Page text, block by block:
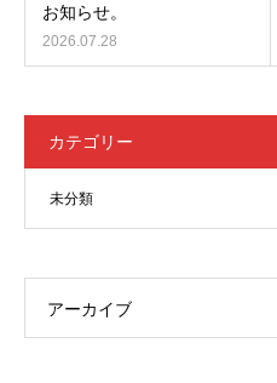
お知らせ。
2026.07.28
カテゴリー
未分類
アーカイブ